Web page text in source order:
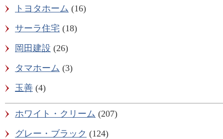
トヨタホーム (16)
サーラ住宅 (18)
岡田建設 (26)
タマホーム (3)
玉善 (4)
ホワイト・クリーム (207)
グレー・ブラック (124)